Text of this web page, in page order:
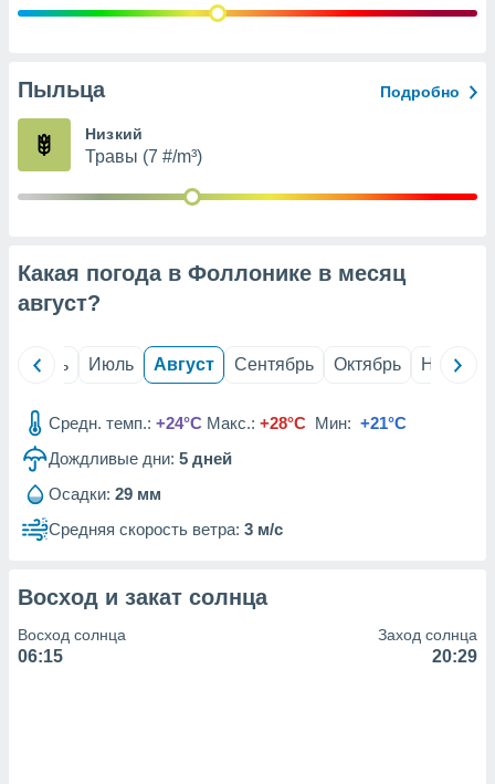
данных
рекламы
сведения
наших 1199
Пыльца Подробно
Низкий
Травы (7 #/m³)
Какая погода в Фоллонике в месяц
август?
Июнь Июль Август Сентябрь Октябрь Ноябрь
Средн. темп.: +24°C Макс.: +28°C Мин: +21°C
Дождливые дни: 5 дней
Осадки: 29 мм
Средняя скорость ветра: 3 м/с
Восход и закат солнца
Восход солнца
06:15
Заход солнца
20:29